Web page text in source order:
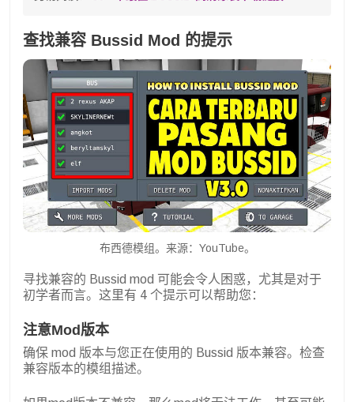
查找兼容 Bussid Mod 的提示
布西德模组。来源：YouTube。
寻找兼容的 Bussid mod 可能会令人困惑，尤其是对于
初学者而言。这里有 4 个提示可以帮助您：
注意Mod版本
确保 mod 版本与您正在使用的 Bussid 版本兼容。检查
兼容版本的模组描述。